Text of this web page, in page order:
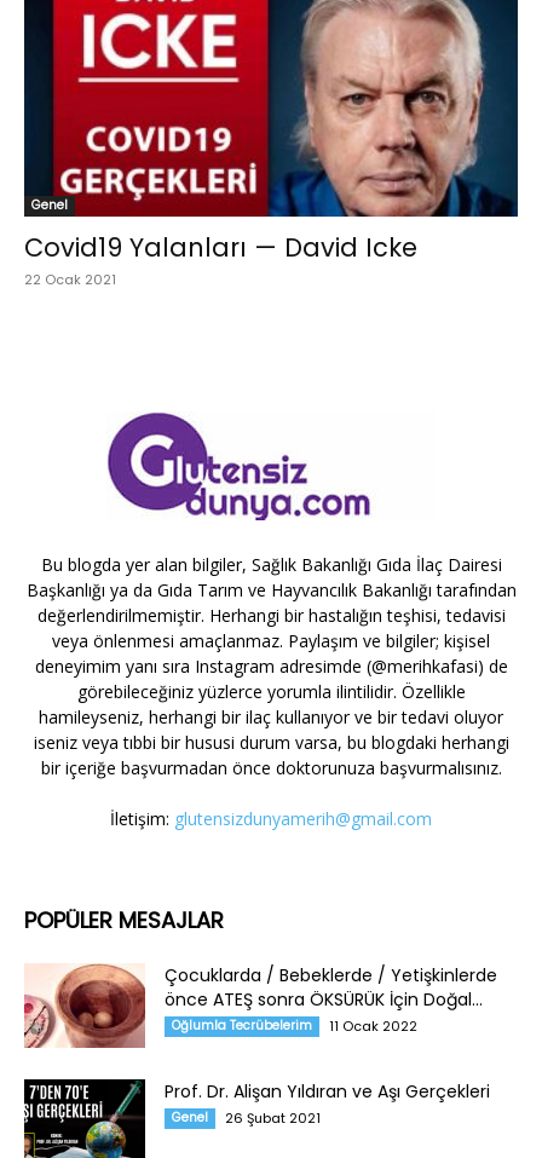
Genel
Covid19 Yalanları — David Icke
22 Ocak 2021
Bu blogda yer alan bilgiler, Sağlık Bakanlığı Gıda İlaç Dairesi
Başkanlığı ya da Gıda Tarım ve Hayvancılık Bakanlığı tarafından
değerlendirilmemiştir. Herhangi bir hastalığın teşhisi, tedavisi
veya önlenmesi amaçlanmaz. Paylaşım ve bilgiler; kişisel
deneyimim yanı sıra Instagram adresimde (@merihkafasi) de
görebileceğiniz yüzlerce yorumla ilintilidir. Özellikle
hamileyseniz, herhangi bir ilaç kullanıyor ve bir tedavi oluyor
iseniz veya tıbbi bir hususi durum varsa, bu blogdaki herhangi
bir içeriğe başvurmadan önce doktorunuza başvurmalısınız.
İletişim: glutensizdunyamerih@gmail.com
POPÜLER MESAJLAR
Çocuklarda / Bebeklerde / Yetişkinlerde
önce ATEŞ sonra ÖKSÜRÜK İçin Doğal...
Oğlumla Tecrübelerim 11 Ocak 2022
Prof. Dr. Alişan Yıldıran ve Aşı Gerçekleri
Genel 26 Şubat 2021